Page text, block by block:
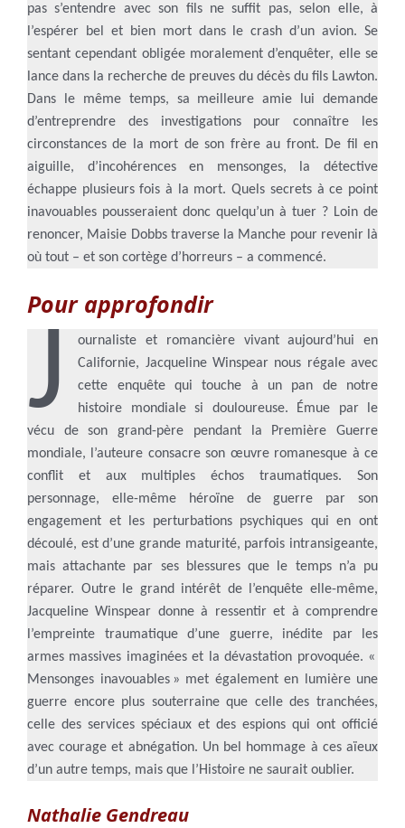
pas s’entendre avec son fils ne suffit pas, selon elle, à
l’espérer bel et bien mort dans le crash d’un avion. Se
sentant cependant obligée moralement d’enquêter, elle se
lance dans la recherche de preuves du décès du fils Lawton.
Dans le même temps, sa meilleure amie lui demande
d’entreprendre des investigations pour connaître les
circonstances de la mort de son frère au front. De fil en
aiguille, d’incohérences en mensonges, la détective
échappe plusieurs fois à la mort. Quels secrets à ce point
inavouables pousseraient donc quelqu’un à tuer ? Loin de
renoncer, Maisie Dobbs traverse la Manche pour revenir là
où tout – et son cortège d’horreurs – a commencé.
Pour approfondir
J
ournaliste et romancière vivant aujourd’hui en
Californie, Jacqueline Winspear nous régale avec
cette enquête qui touche à un pan de notre
histoire mondiale si douloureuse. Émue par le
vécu de son grand-père pendant la Première Guerre
mondiale, l’auteure consacre son œuvre romanesque à ce
conflit et aux multiples échos traumatiques. Son
personnage, elle-même héroïne de guerre par son
engagement et les perturbations psychiques qui en ont
découlé, est d’une grande maturité, parfois intransigeante,
mais attachante par ses blessures que le temps n’a pu
réparer. Outre le grand intérêt de l’enquête elle-même,
Jacqueline Winspear donne à ressentir et à comprendre
l’empreinte traumatique d’une guerre, inédite par les
armes massives imaginées et la dévastation provoquée. «
Mensonges inavouables » met également en lumière une
guerre encore plus souterraine que celle des tranchées,
celle des services spéciaux et des espions qui ont officié
avec courage et abnégation. Un bel hommage à ces aïeux
d’un autre temps, mais que l’Histoire ne saurait oublier.
Nathalie Gendreau